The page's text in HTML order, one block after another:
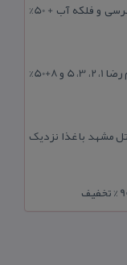
لیست هتل آپارتمان های مشهد در هتل خیابان طبرسی و فلکه آب + 50%
رزرو هتل در خیابان امام رضا مشهد | هتل‌ های امام رضا 1، 2، 3، 5 و 8+50%
مشهد با غذا نزدیک